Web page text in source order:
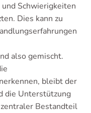
Schwierigkeiten
Dies kann zu
also gemischt.
bleibt der
die Unterstützung
Bestandteil